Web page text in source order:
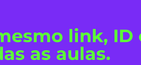
link, ID
as aulas.